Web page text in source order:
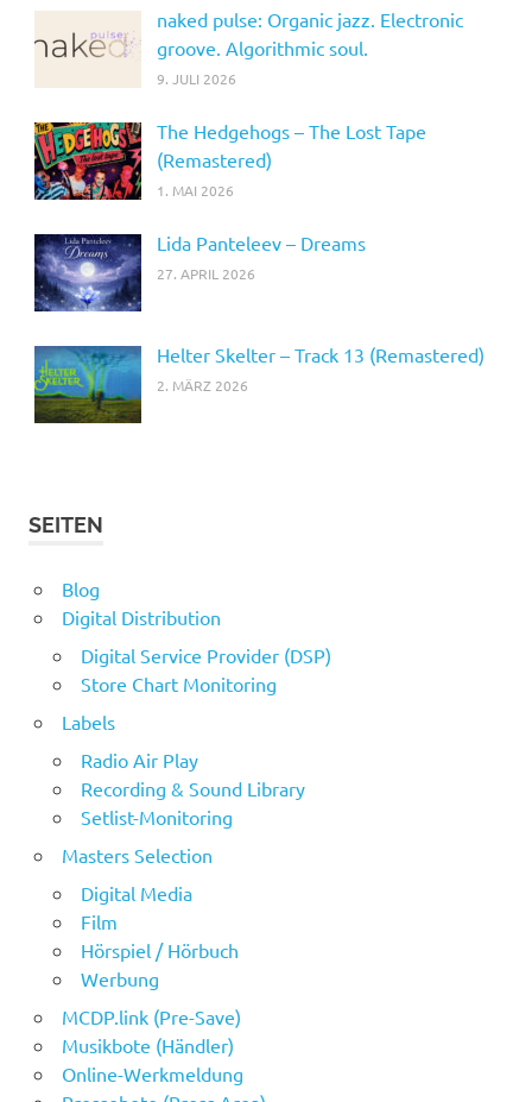
naked pulse: Organic jazz. Electronic
groove. Algorithmic soul.
9. JULI 2026
The Hedgehogs – The Lost Tape
(Remastered)
1. MAI 2026
Lida Panteleev – Dreams
27. APRIL 2026
Helter Skelter – Track 13 (Remastered)
2. MÄRZ 2026
SEITEN
Blog
Digital Distribution
Digital Service Provider (DSP)
Store Chart Monitoring
Labels
Radio Air Play
Recording & Sound Library
Setlist-Monitoring
Masters Selection
Digital Media
Film
Hörspiel / Hörbuch
Werbung
MCDP.link (Pre-Save)
Musikbote (Händler)
Online-Werkmeldung